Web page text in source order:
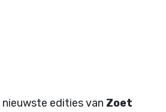
nieuwste edities van Zoet